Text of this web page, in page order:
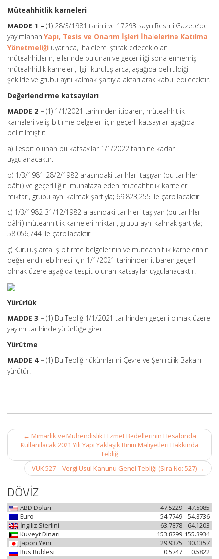
Müteahhitlik karneleri
MADDE 1 – (1) 28/3/1981 tarihli ve 17293 sayılı Resmî Gazete’de
yayımlanan Yapı, Tesis ve Onarım İşleri İhalelerine Katılma
Yönetmeliği uyarınca, ihalelere iştirak edecek olan
müteahhitlerin, ellerinde bulunan ve geçerliliği sona ermemiş
müteahhitlik karneleri, ilgili kuruluşlarca, aşağıda belirtildiği
şekilde ve grubu aynı kalmak şartıyla aktarılarak kabul edilecektir.
Değerlendirme katsayıları
MADDE 2 – (1) 1/1/2021 tarihinden itibaren, müteahhitlik
karneleri ve iş bitirme belgeleri için geçerli katsayılar aşağıda
belirtilmiştir:
a) Tespit olunan bu katsayılar 1/1/2022 tarihine kadar
uygulanacaktır.
b) 1/3/1981-28/2/1982 arasındaki tarihleri taşıyan (bu tarihler
dâhil) ve geçerliliğini muhafaza eden müteahhitlik karneleri
miktarı, grubu aynı kalmak şartıyla; 69.823,255 ile çarpılacaktır.
c) 1/3/1982-31/12/1982 arasındaki tarihleri taşıyan (bu tarihler
dâhil) müteahhitlik karneleri miktarı, grubu aynı kalmak şartıyla;
58.056,744 ile çarpılacaktır.
ç) Kuruluşlarca iş bitirme belgelerinin ve müteahhitlik karnelerinin
değerlendirilebilmesi için 1/1/2021 tarihinden itibaren geçerli
olmak üzere aşağıda tespit olunan katsayılar uygulanacaktır:
Yürürlük
MADDE 3 – (1) Bu Tebliğ 1/1/2021 tarihinden geçerli olmak üzere
yayımı tarihinde yürürlüğe girer.
Yürütme
MADDE 4 – (1) Bu Tebliğ hükümlerini Çevre ve Şehircilik Bakanı
yürütür.
Post
navigation
← Mimarlık ve Mühendislik Hizmet Bedellerinin Hesabında
Kullanılacak 2021 Yılı Yapı Yaklaşık Birim Maliyetleri Hakkında
Tebliğ
VUK 527 – Vergi Usul Kanunu Genel Tebliği (Sıra No: 527) →
DÖVİZ
ABD Doları 47.6085
47.5229
Euro
54.8736
54.7749
İngiliz Sterlini
64.1203
63.7878
Kuveyt Dinarı
155.8934
153.8799
Japon Yeni
30.1357
29.9375
Rus Rublesi
0.5822
0.5747